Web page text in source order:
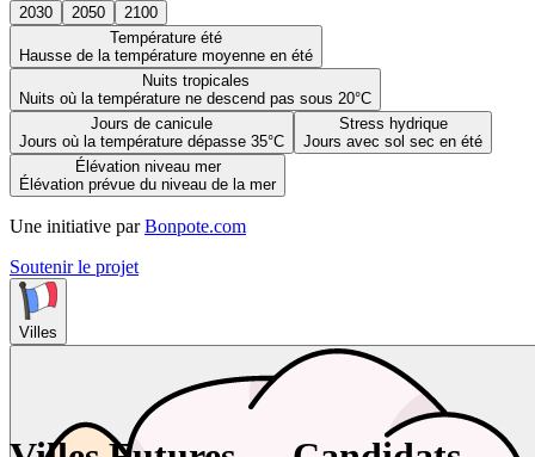
2030 2050
2100
Température été
Hausse de la température moyenne en été
Nuits tropicales
Nuits où la température ne descend pas sous 20°C
Jours de canicule
Jours où la température dépasse 35°C
Stress hydrique
Jours avec sol sec en été
Élévation niveau mer
Élévation prévue du niveau de la mer
Une initiative par Bonpote.com
Soutenir le projet
Villes